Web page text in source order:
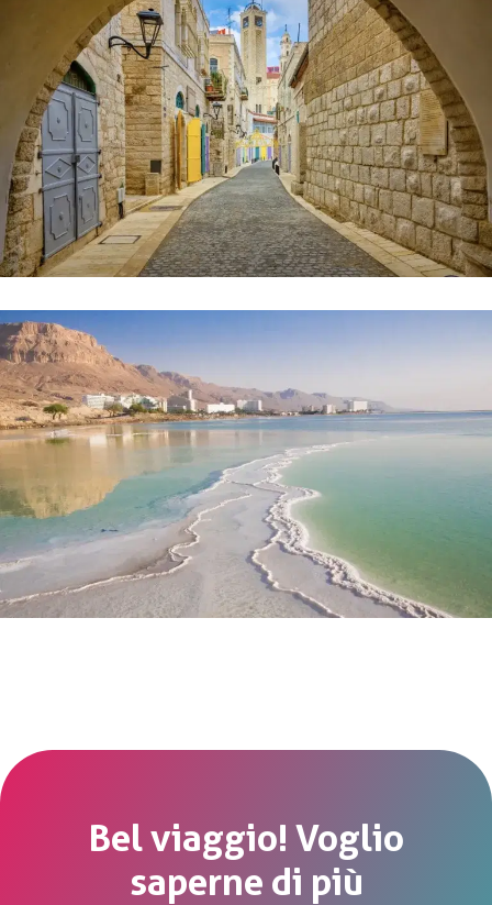
Bel viaggio! Voglio
saperne di più